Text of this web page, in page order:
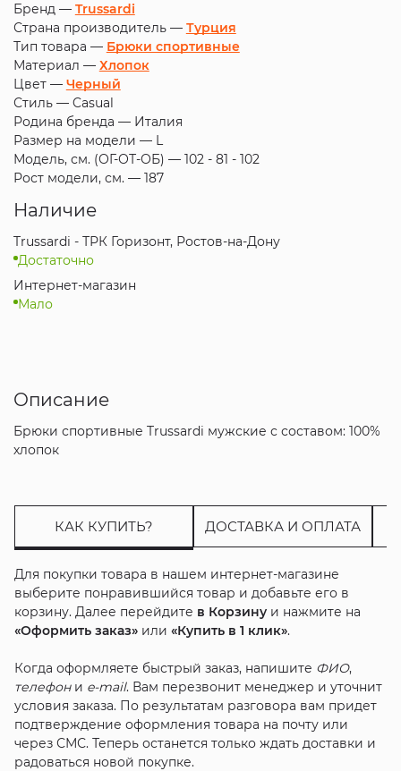
Бренд — Trussardi
Страна производитель — Турция
Тип товара — Брюки спортивные
Материал — Хлопок
Цвет — Черный
Стиль — Casual
Родина бренда — Италия
Размер на модели — L
Модель, см. (ОГ-ОТ-ОБ) — 102 - 81 - 102
Рост модели, см. — 187
Наличие
Trussardi - ТРК Горизонт, Ростов-на-Дону
Достаточно
Интернет-магазин
Мало
Описание
Брюки спортивные Trussardi мужские с составом: 100%
хлопок
КАК КУПИТЬ? ДОСТАВКА И ОПЛАТА
Для покупки товара в нашем интернет-магазине
выберите понравившийся товар и добавьте его в
корзину. Далее перейдите в Корзинуи нажмите на
«Оформить заказ»или «Купить в 1 клик».
Когда оформляете быстрый заказ, напишите ФИО,
телефони e-mail. Вам перезвонит менеджер и уточнит
условия заказа. По результатам разговора вам придет
подтверждение оформления товара на почту или
через СМС. Теперь останется только ждать доставки и
радоваться новой покупке.